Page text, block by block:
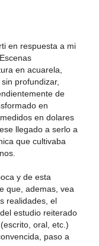
en respuesta a mi
en acuarela,
profundizar,
de
en
en dolares
llegado a serlo a
que cultivaba
y de esta
que, ademas, vea
realidades, el
estudio reiterado
oral, etc.)
paso a